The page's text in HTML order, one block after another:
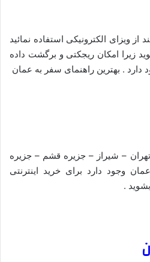
ویزای الکترونیکی استفاده نمائید
زیرا امکان ریجکتی و برگشت داده
. بهترین راهنمای سفر به عمان
– شیراز – جزیره قشم – جزیره
دارد برای خرید اینترنتی
.